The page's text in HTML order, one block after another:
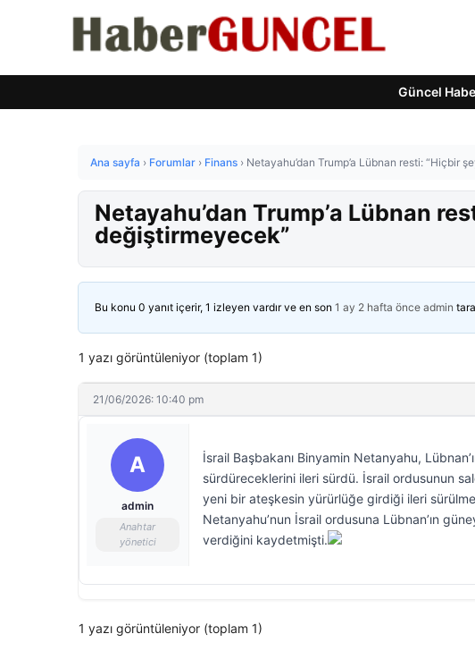
Güncel
Ana sayfa › Forumlar › Finans › Netayahu’dan Trump’a Lübnan resti: “Hiçbir
Netayahu’dan Trump’a Lübnan
değiştirmeyecek”
Bu konu 0 yanıt içerir, 1 izleyen vardır ve en son 1 ay 2 hafta önce admin
1 yazı görüntüleniyor (toplam 1)
21/06/2026: 10:40 pm
A
admin
Anahtar
yönetici
İsrail Başbakanı Binyamin Netanyahu,
sürdüreceklerini ileri sürdü. İsrail ordusunun
yeni bir ateşkesin yürürlüğe girdiği ileri
Netanyahu’nun İsrail ordusuna Lübnan’ın
verdiğini kaydetmişti.
1 yazı görüntüleniyor (toplam 1)